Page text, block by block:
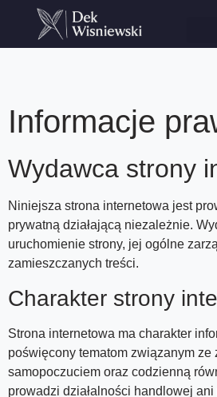
Informacje
Wydawca strony
Niniejsza strona internetowa jest
prywatną działającą niezależnie.
uruchomienie strony, jej ogólne
zamieszczanych treści.
Charakter strony
Strona internetowa ma charakter
poświęcony tematom związanym ze
samopoczuciem oraz codzienną
prowadzi działalności handlowej ani